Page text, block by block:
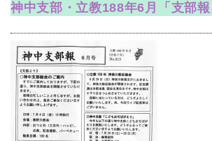
神中支部・立教188年6月「支部